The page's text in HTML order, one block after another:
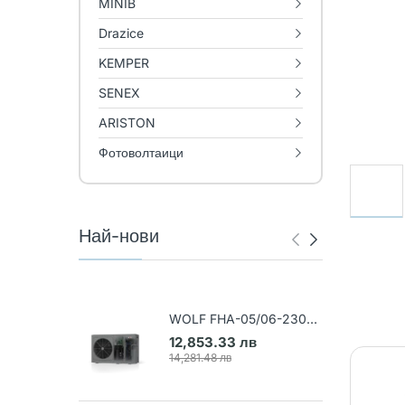
MINIB
Drazice
KEMPER
SENEX
ARISTON
Фотоволтаици
Най-нови
WOLF FHA-05/06-230V
Термопомпа въздух-вода
(Арт. 9148031)
12,853.33 лв
14,281.48 лв